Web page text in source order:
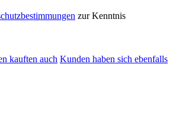
zur Kenntnis
kauften auch Kunden haben sich ebenfalls